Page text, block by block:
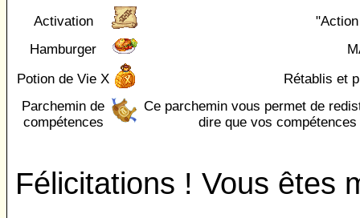
Activation
Hamburger
Potion de Vie X
Rétablis et
Parchemin de
compétences
Ce parchemin vous permet de
dire que vos
Félicitations ! Vous êtes